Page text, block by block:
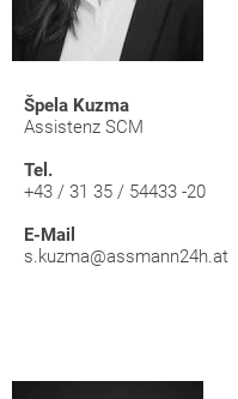
Špela Kuzma
Assistenz SCM
Tel.
+43 / 31 35 / 54433 -20
E-Mail
s.kuzma@assmann24h.at